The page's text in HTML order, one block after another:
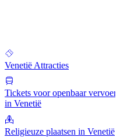
Venetië Attracties
Tickets voor openbaar vervoer
in Venetië
Religieuze plaatsen in Venetië